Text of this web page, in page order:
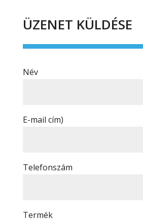
ÜZENET KÜLDÉSE
Név
E-mail cím)
Telefonszám
Termék